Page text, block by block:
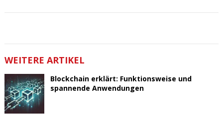
WEITERE ARTIKEL
Blockchain erklärt: Funktionsweise und
spannende Anwendungen